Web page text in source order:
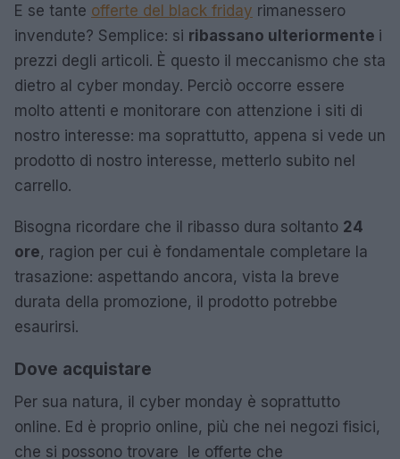
E se tante offerte del black friday rimanessero
invendute? Semplice: si ribassano ulteriormente i
prezzi degli articoli. È questo il meccanismo che sta
dietro al cyber monday. Perciò occorre essere
molto attenti e monitorare con attenzione i siti di
nostro interesse: ma soprattutto, appena si vede un
prodotto di nostro interesse, metterlo subito nel
carrello.
Bisogna ricordare che il ribasso dura soltanto 24
ore, ragion per cui è fondamentale completare la
trasazione: aspettando ancora, vista la breve
durata della promozione, il prodotto potrebbe
esaurirsi.
Dove acquistare
Per sua natura, il cyber monday è soprattutto
online. Ed è proprio online, più che nei negozi fisici,
che si possono trovare le offerte che